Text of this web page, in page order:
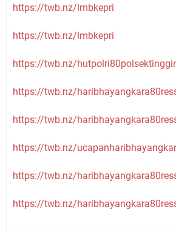
https://twb.nz/lmbkepri
https://twb.nz/lmbkepri
https://twb.nz/
https://twb.nz/
https://twb.nz/
https://twb.nz/
https://twb.nz/
https://twb.nz/